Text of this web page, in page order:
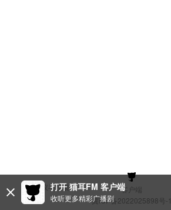
建议与反馈 客户端
冀ICP备2022025898号-1
打开 猫耳FM 客户端
收听更多精彩广播剧